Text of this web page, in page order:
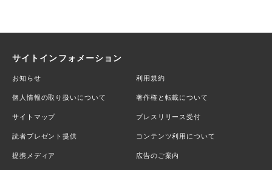
サイトインフォメーション
お知らせ 利用規約
個人情報の取り扱いについて 著作権と転載について
サイトマップ プレスリリース受付
読者プレゼント提供 コンテンツ利用について
提携メディア 広告のご案内